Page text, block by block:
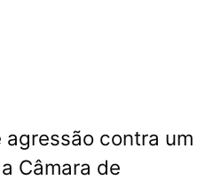
contra um
Câmara de